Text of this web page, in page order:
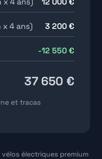
4 ans) 3 200 €
-12 550 €
37 650 €
et tracas
électriques premium